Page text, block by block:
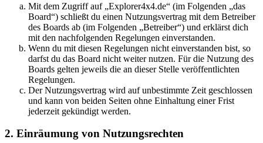
Mit dem Zugriff auf „Explorer4x4.de“ (im Folgenden „das
Board“) schließt du einen Nutzungsvertrag mit dem Betreiber
des Boards ab (im Folgenden „Betreiber“) und erklärst dich
mit den nachfolgenden Regelungen einverstanden.
Wenn du mit diesen Regelungen nicht einverstanden bist, so
darfst du das Board nicht weiter nutzen. Für die Nutzung des
Boards gelten jeweils die an dieser Stelle veröffentlichten
Regelungen.
Der Nutzungsvertrag wird auf unbestimmte Zeit geschlossen
und kann von beiden Seiten ohne Einhaltung einer Frist
jederzeit gekündigt werden.
2. Einräumung von Nutzungsrechten